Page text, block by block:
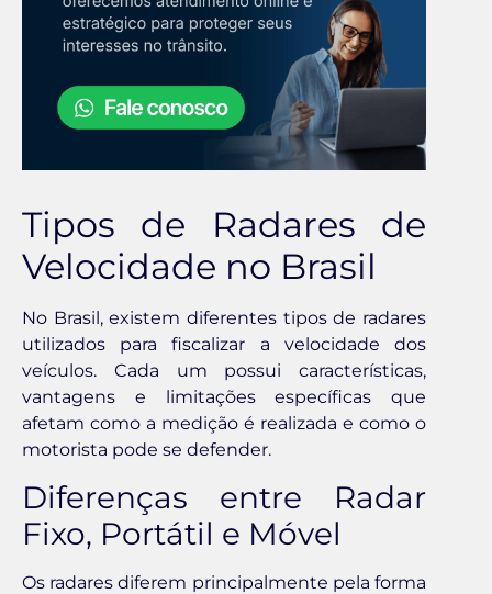
Tipos de Radares de
Velocidade no Brasil
No Brasil, existem diferentes tipos de radares
utilizados para fiscalizar a velocidade dos
veículos. Cada um possui características,
vantagens e limitações específicas que
afetam como a medição é realizada e como o
motorista pode se defender.
Diferenças entre Radar
Fixo, Portátil e Móvel
Os radares diferem principalmente pela forma